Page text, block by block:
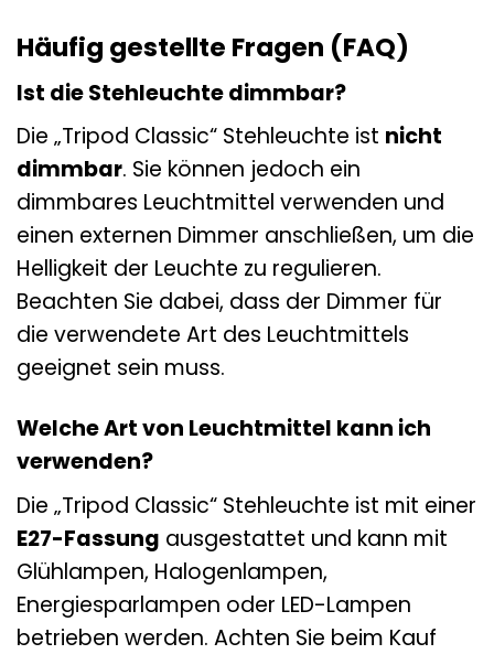
Häufig gestellte Fragen (FAQ)
Ist die Stehleuchte dimmbar?
Die „Tripod Classic“ Stehleuchte ist nicht
dimmbar. Sie können jedoch ein
dimmbares Leuchtmittel verwenden und
einen externen Dimmer anschließen, um die
Helligkeit der Leuchte zu regulieren.
Beachten Sie dabei, dass der Dimmer für
die verwendete Art des Leuchtmittels
geeignet sein muss.
Welche Art von Leuchtmittel kann ich
verwenden?
Die „Tripod Classic“ Stehleuchte ist mit einer
E27-Fassung ausgestattet und kann mit
Glühlampen, Halogenlampen,
Energiesparlampen oder LED-Lampen
betrieben werden. Achten Sie beim Kauf